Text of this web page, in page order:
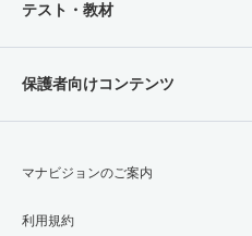
テスト・教材
保護者向けコンテンツ
マナビジョンのご案内
利用規約